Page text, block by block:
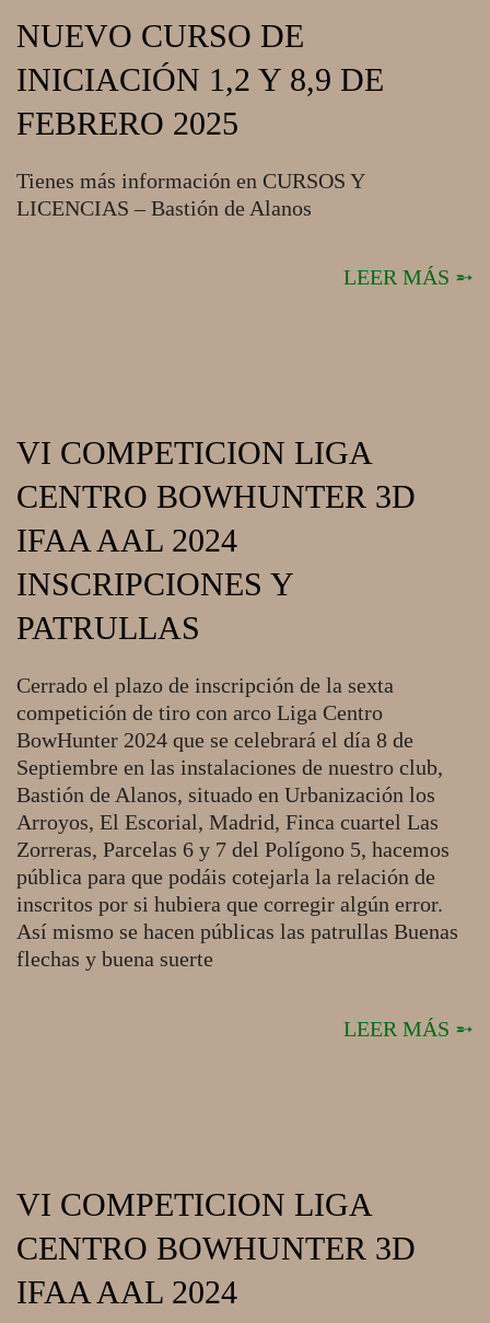
NUEVO CURSO DE
INICIACIÓN 1,2 Y 8,9 DE
FEBRERO 2025
01-
10
Tienes más información en CURSOS Y
LICENCIAS – Bastión de Alanos
LEER MÁS ➵
VI COMPETICION LIGA
CENTRO BOWHUNTER 3D
IFAA AAL 2024
INSCRIPCIONES Y
PATRULLAS
09-
03
Cerrado el plazo de inscripción de la sexta
competición de tiro con arco Liga Centro
BowHunter 2024 que se celebrará el día 8 de
Septiembre en las instalaciones de nuestro club,
Bastión de Alanos, situado en Urbanización los
Arroyos, El Escorial, Madrid, Finca cuartel Las
Zorreras, Parcelas 6 y 7 del Polígono 5, hacemos
pública para que podáis cotejarla la relación de
inscritos por si hubiera que corregir algún error.
Así mismo se hacen públicas las patrullas Buenas
flechas y buena suerte
LEER MÁS ➵
VI COMPETICION LIGA
CENTRO BOWHUNTER 3D
IFAA AAL 2024